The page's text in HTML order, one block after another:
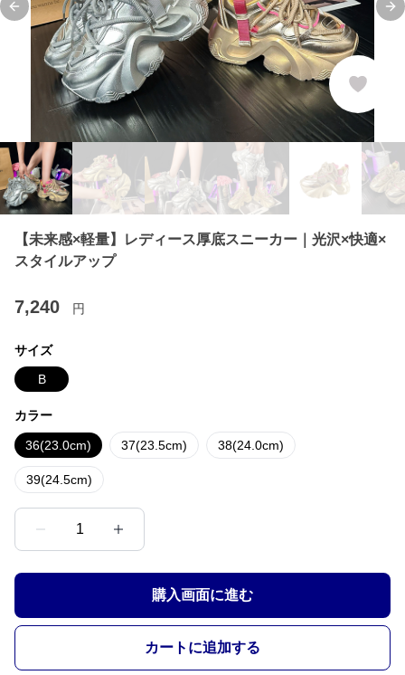
Previous slide
【未来感×軽量】レディース厚底スニーカー｜光沢×快適×
スタイルアップ
7,240 円
サイズ
B
カラー
36(23.0cm) 37(23.5cm) 38(24.0cm)
39(24.5cm)
1
購入画面に進む
カートに追加する